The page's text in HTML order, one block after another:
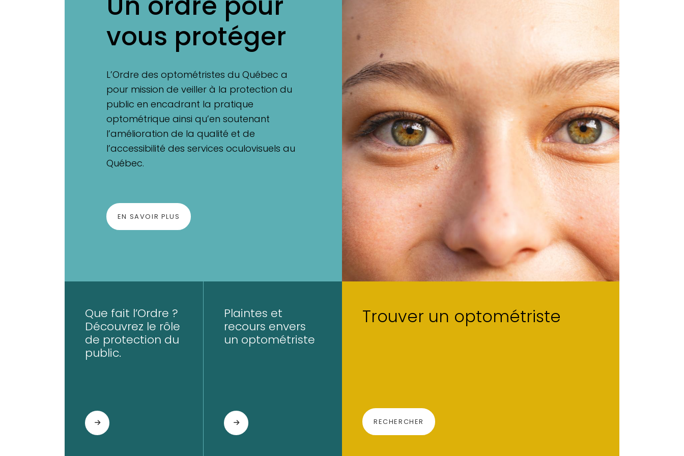
vous protéger
L’Ordre des optométristes du Québec a
pour mission de veiller à la protection du
public en encadrant la pratique
optométrique ainsi qu’en soutenant
l’amélioration de la qualité et de
l’accessibilité des services oculovisuels au
Québec.
EN SAVOIR PLUS
Que fait l’Ordre ?
Découvrez le rôle
de protection du
public.
Plaintes et
recours envers
un optométriste
Trouver un optométriste
RECHERCHER